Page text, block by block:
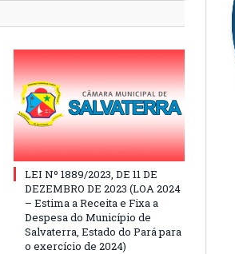
LEI Nº 1889/2023, DE 11 DE
DEZEMBRO DE 2023 (LOA 2024
– Estima a Receita e Fixa a
Despesa do Município de
Salvaterra, Estado do Pará para
o exercício de 2024)